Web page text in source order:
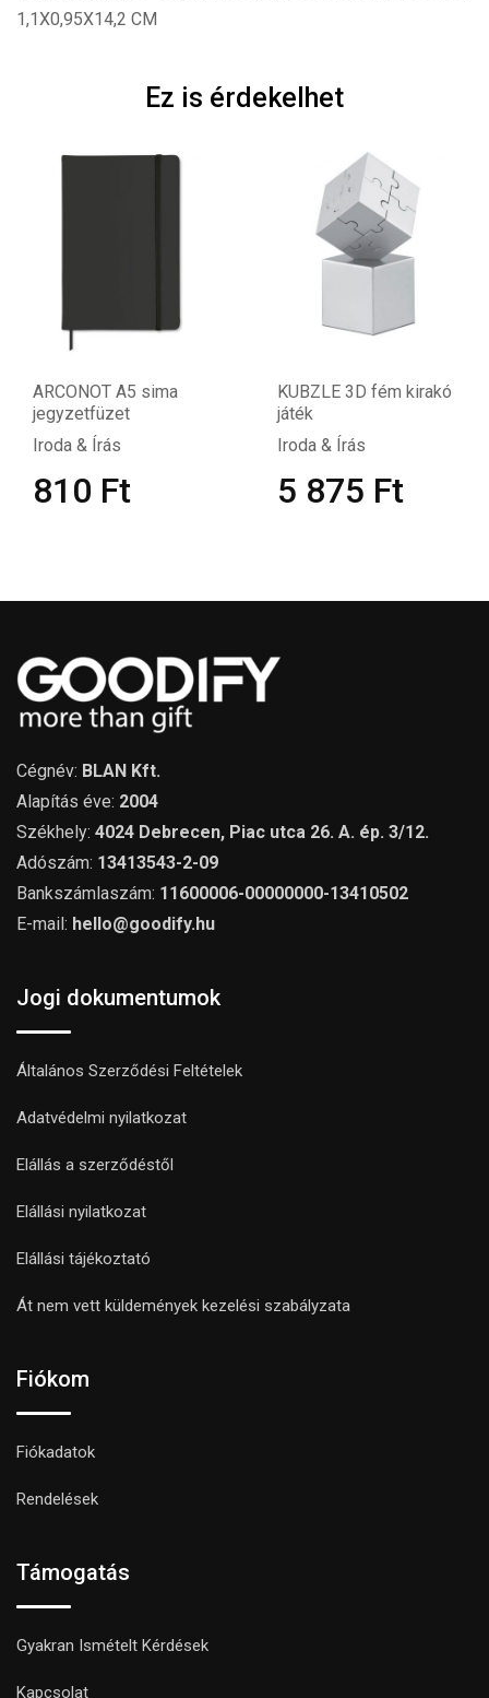
1,1X0,95X14,2 CM
Ez is érdekelhet
ARCONOT A5 sima
jegyzetfüzet
Iroda & Írás
810 Ft
KUBZLE 3D fém kirakó
játék
Iroda & Írás
5 875 Ft
Cégnév: BLAN Kft.
Alapítás éve: 2004
Székhely: 4024 Debrecen, Piac utca 26. A. ép. 3/12.
Adószám: 13413543-2-09
Bankszámlaszám: 11600006-00000000-13410502
E-mail: hello@goodify.hu
Jogi dokumentumok
Általános Szerződési Feltételek
Adatvédelmi nyilatkozat
Elállás a szerződéstől
Elállási nyilatkozat
Elállási tájékoztató
Át nem vett küldemények kezelési szabályzata
Fiókom
Fiókadatok
Rendelések
Támogatás
Gyakran Ismételt Kérdések
Kapcsolat